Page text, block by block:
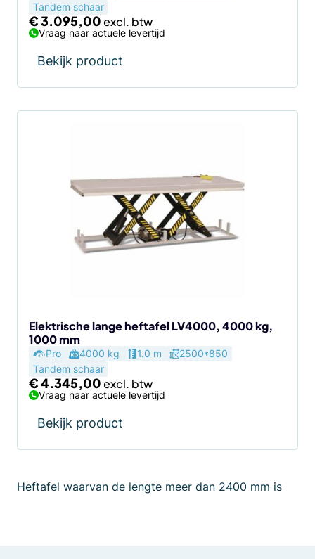
Tandem schaar
€3.095,00
Vraag naar actuele levertijd
Bekijk product
Elektrische lange heftafel LV4000, 4000 kg,
1000 mm
Pro 4000 kg 1.0 m
2500*850
Tandem schaar
€4.345,00
Vraag naar actuele levertijd
Bekijk product
Heftafel waarvan de lengte meer dan 2400 mm is